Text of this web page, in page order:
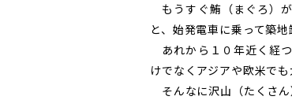
もうすぐ鮪（まぐろ）
と、始発電車に乗って築
あれから１０年近く経
けでなくアジアや欧米でも
そんなに沢山（たくさん